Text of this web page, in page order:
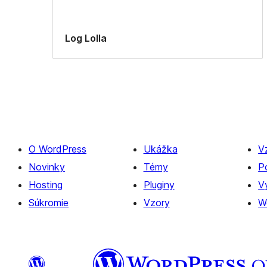
Log Lolla
O WordPress
Novinky
Hosting
Súkromie
Ukážka
Témy
Pluginy
Vzory